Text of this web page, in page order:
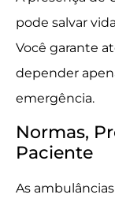
pode salvar
Você garante
depender
emergência.
Normas,
Paciente
As